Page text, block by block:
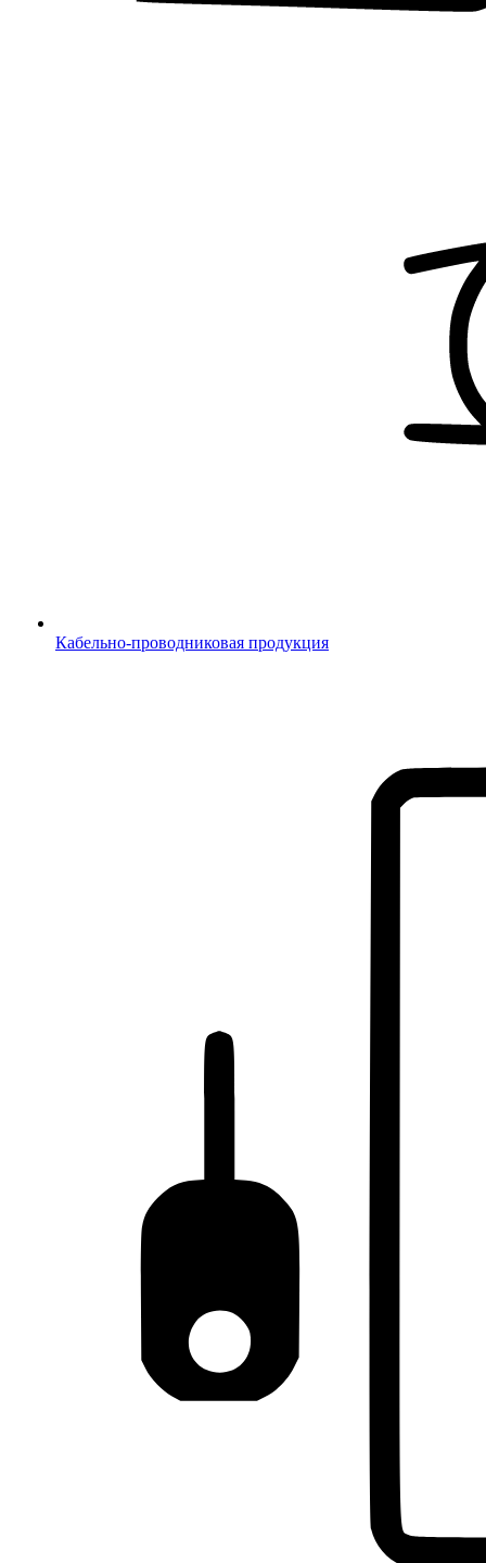
Кабельно-проводниковая продукция